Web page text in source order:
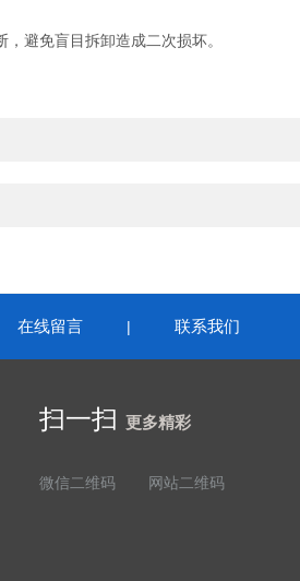
避免盲目拆卸造成二次损坏。
在线留言 | 联系我们
扫一扫 更多精彩
微信二维码 网站二维码